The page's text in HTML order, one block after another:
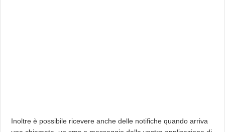
Inoltre è possibile ricevere anche delle notifiche quando arriva